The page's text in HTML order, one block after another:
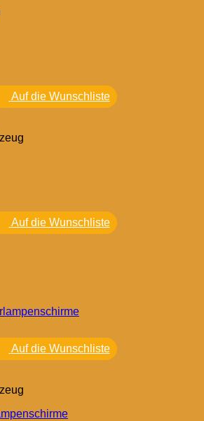
Auf die Wunschliste
Auf die Wunschliste
Auf die Wunschliste